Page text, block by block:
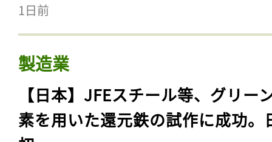
1日前
製造業
【日本】JFEスチール等、グリー
素を用いた還元鉄の試作に成功。